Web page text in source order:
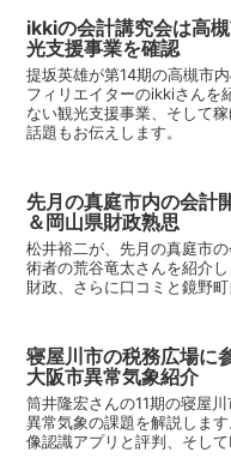
ikkiの会計講究会は高
光支援事業を確認
提坂英雄が第14期の高槻市
フィリエイターのikkiさんを
ない観光支援事業、そして
話題もお伝えします。
先月の真庭市内の会計
＆岡山県財政熟思
松井裕二が、先月の真庭市
術者の荒谷竜太さんを紹介
財政、さらに口コミと鏡野
寝屋川市の税務広場に
大阪市異常気象紹介
筒井隆宏さんの11期の寝屋
異常気象の課題を解説しま
像認識アプリと評判、そし